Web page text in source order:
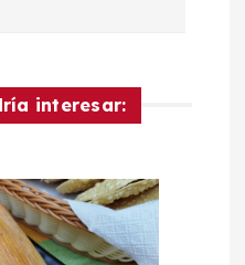
interesar: